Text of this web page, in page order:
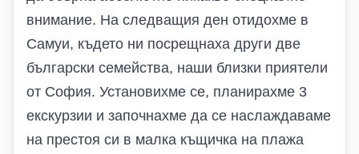
внимание. На следващия ден отидохме в
Самуи, където ни посрещнаха други две
български семейства, наши близки приятели
от София. Установихме се, планирахме 3
екскурзии и започнахме да се наслаждаваме
на престоя си в малка къщичка на плажа